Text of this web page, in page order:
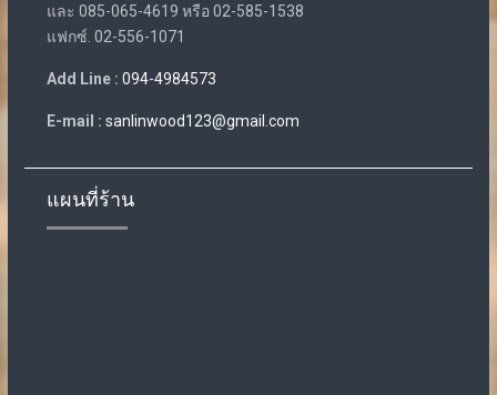
และ 085-065-4619 หรือ 02-585-1538
แฟกซ์. 02-556-1071
Add Line : 094-4984573
E-mail : sanlinwood123@gmail.com
แผนที่ร้าน